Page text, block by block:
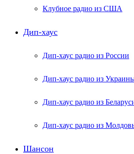
Клубное радио из США
Дип-хаус
Дип-хаус радио из России
Дип-хаус радио из
Дип-хаус радио из
Дип-хаус радио из
Шансон